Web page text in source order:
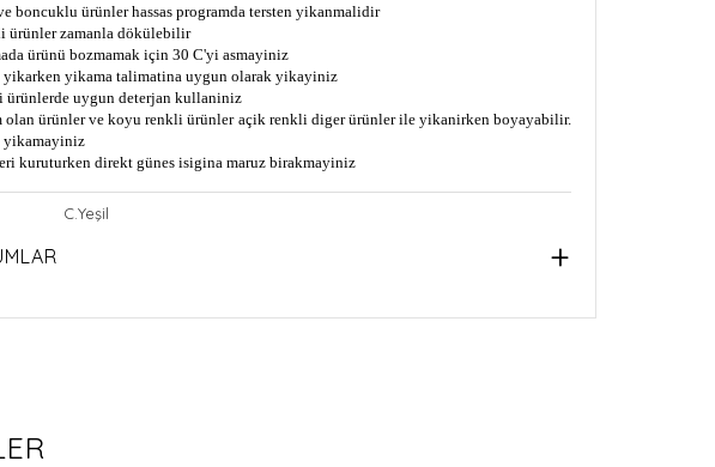
boncuklu ürünler hassas programda tersten yikanmalidir
ürünler zamanla dökülebilir
ürünü bozmamak için 30 C'yi asmayiniz
yikarken yikama talimatina uygun olarak yikayiniz
ürünlerde uygun deterjan kullaniniz
olan ürünler ve koyu renkli ürünler açik renkli diger ürünler ile yikanirken boyayabilir.
kuruturken direkt günes isigina maruz birakmayiniz
C.Yeşil